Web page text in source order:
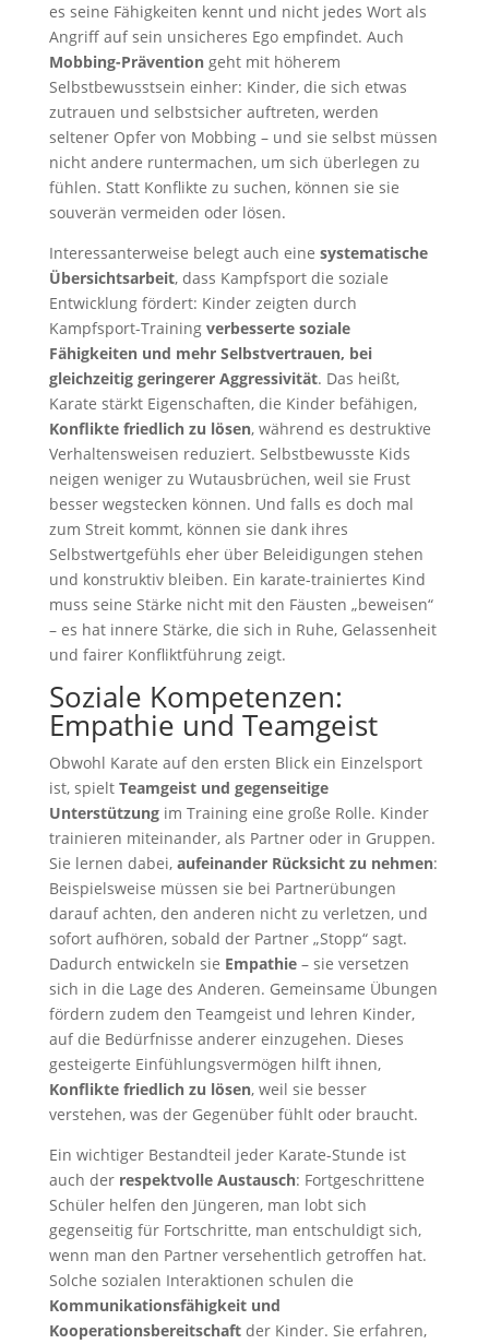
es seine Fähigkeiten kennt und nicht jedes Wort als
Angriff auf sein unsicheres Ego empfindet. Auch
Mobbing-Präventiongeht mit höherem
Selbstbewusstsein einher: Kinder, die sich etwas
zutrauen und selbstsicher auftreten, werden
seltener Opfer von Mobbing – und sie selbst müssen
nicht andere runtermachen, um sich überlegen zu
fühlen. Statt Konflikte zu suchen, können sie sie
souverän vermeiden oder lösen.
Interessanterweise belegt auch eine systematische
Übersichtsarbeit, dass Kampfsport die soziale
Entwicklung fördert: Kinder zeigten durch
Kampfsport-Training verbesserte soziale
Fähigkeiten und mehr Selbstvertrauen, bei
gleichzeitig geringerer Aggressivität. Das heißt,
Karate stärkt Eigenschaften, die Kinder befähigen,
Konflikte friedlich zu lösen, während es destruktive
Verhaltensweisen reduziert. Selbstbewusste Kids
neigen weniger zu Wutausbrüchen, weil sie Frust
besser wegstecken können. Und falls es doch mal
zum Streit kommt, können sie dank ihres
Selbstwertgefühls eher über Beleidigungen stehen
und konstruktiv bleiben. Ein karate-trainiertes Kind
muss seine Stärke nicht mit den Fäusten „beweisen“
– es hat innere Stärke, die sich in Ruhe, Gelassenheit
und fairer Konfliktführung zeigt.
Soziale Kompetenzen:
Empathie und Teamgeist
Obwohl Karate auf den ersten Blick ein Einzelsport
ist, spielt Teamgeist und gegenseitige
Unterstützungim Training eine große Rolle. Kinder
trainieren miteinander, als Partner oder in Gruppen.
Sie lernen dabei, aufeinander Rücksicht zu nehmen:
Beispielsweise müssen sie bei Partnerübungen
darauf achten, den anderen nicht zu verletzen, und
sofort aufhören, sobald der Partner „Stopp“ sagt.
Dadurch entwickeln sie Empathie– sie versetzen
sich in die Lage des Anderen. Gemeinsame Übungen
fördern zudem den Teamgeist und lehren Kinder,
auf die Bedürfnisse anderer einzugehen. Dieses
gesteigerte Einfühlungsvermögen hilft ihnen,
Konflikte friedlich zu lösen, weil sie besser
verstehen, was der Gegenüber fühlt oder braucht.
Ein wichtiger Bestandteil jeder Karate-Stunde ist
auch der respektvolle Austausch: Fortgeschrittene
Schüler helfen den Jüngeren, man lobt sich
gegenseitig für Fortschritte, man entschuldigt sich,
wenn man den Partner versehentlich getroffen hat.
Solche sozialen Interaktionen schulen die
Kommunikationsfähigkeit und
Kooperationsbereitschaftder Kinder. Sie erfahren,